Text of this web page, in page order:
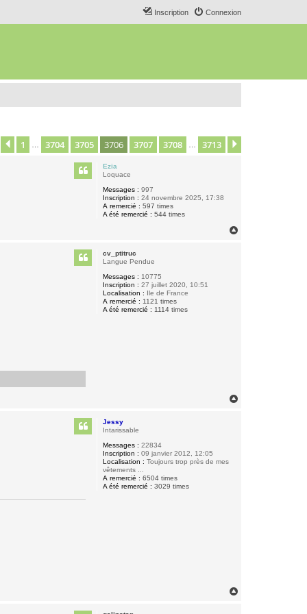
Connexion
Inscription
3706sur3713
Précédent
1 3704 3705 3706 3707 3708 3713
Ezia
Loquace
Messages : 997
Inscription : 24 novembre 2025, 17:38
A remercié : 597 times
A été remercié : 544 times
cv_ptitruc
Langue Pendue
Messages : 10775
Inscription : 27 juillet 2020, 10:51
Localisation : Ile de France
A remercié : 1121 times
A été remercié : 1114 times
Jessy
Intarissable
Messages : 22834
Inscription : 09 janvier 2012, 12:05
Localisation : Toujours trop près de mes
vêtements ...
A remercié : 6504 times
A été remercié : 3029 times